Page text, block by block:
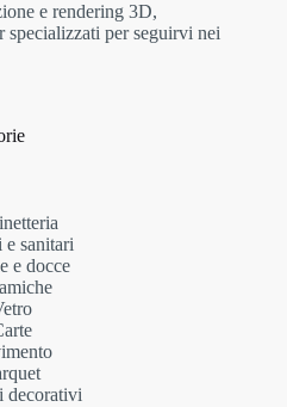
e rendering 3D,
specializzati per seguirvi nei
e sanitari
e docce
decorativi